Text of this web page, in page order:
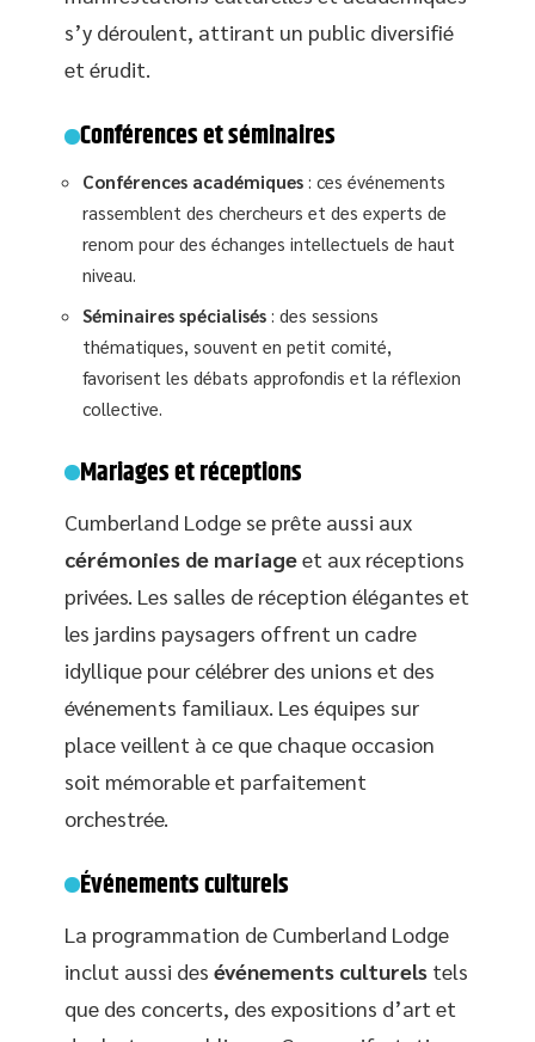
s’y déroulent, attirant un public diversifié
et érudit.
Conférences et séminaires
Conférences académiques : ces événements
rassemblent des chercheurs et des experts de
renom pour des échanges intellectuels de haut
niveau.
Séminaires spécialisés : des sessions
thématiques, souvent en petit comité,
favorisent les débats approfondis et la réflexion
collective.
Mariages et réceptions
Cumberland Lodge se prête aussi aux
cérémonies de mariageet aux réceptions
privées. Les salles de réception élégantes et
les jardins paysagers offrent un cadre
idyllique pour célébrer des unions et des
événements familiaux. Les équipes sur
place veillent à ce que chaque occasion
soit mémorable et parfaitement
orchestrée.
Événements culturels
La programmation de Cumberland Lodge
inclut aussi des événements culturels tels
que des concerts, des expositions d’art et